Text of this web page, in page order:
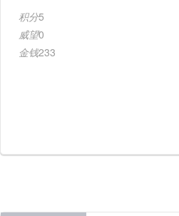
积分5
威望0
金钱233